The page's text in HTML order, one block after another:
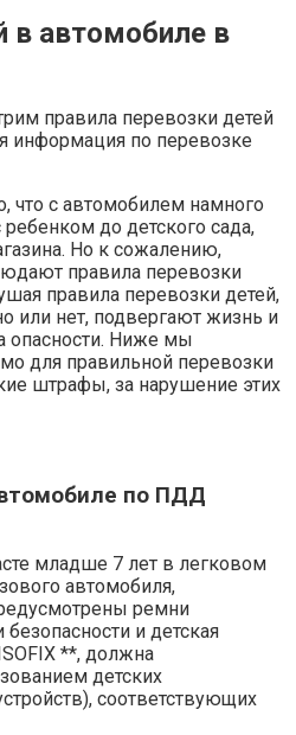
в автомобиле в
правила перевозки детей
информация по перевозке
что с автомобилем намного
до детского сада,
Но к сожалению,
правила перевозки
правила перевозки детей,
или нет, подвергают жизнь и
опасности. Ниже мы
для правильной перевозки
штрафы, за нарушение этих
по ПДД
младше 7 лет в легковом
автомобиля,
ремни
и детская
**, должна
детских
соответствующих